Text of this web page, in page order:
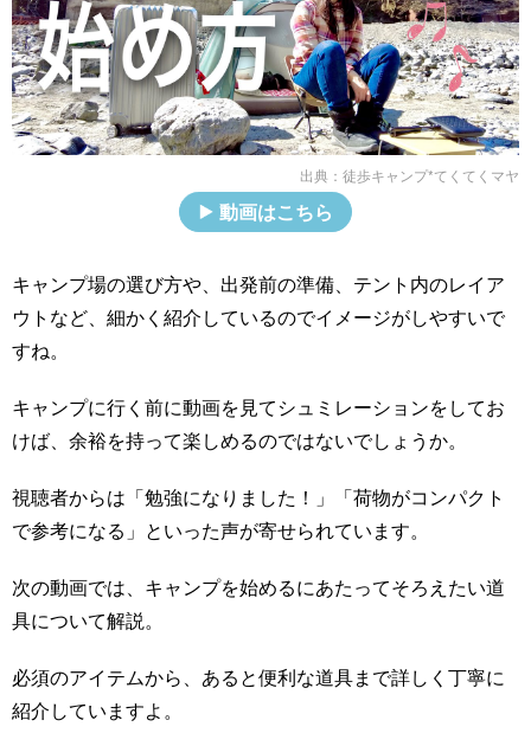
出典： 徒歩キャンプ*てくてくマヤ
動画はこちら
キャンプ場の選び方や、出発前の準備、テント内のレイア
ウトなど、細かく紹介しているのでイメージがしやすいで
すね。
キャンプに行く前に動画を見てシュミレーションをしてお
けば、余裕を持って楽しめるのではないでしょうか。
視聴者からは「勉強になりました！」「荷物がコンパクト
で参考になる」といった声が寄せられています。
次の動画では、キャンプを始めるにあたってそろえたい道
具について解説。
必須のアイテムから、あると便利な道具まで詳しく丁寧に
紹介していますよ。